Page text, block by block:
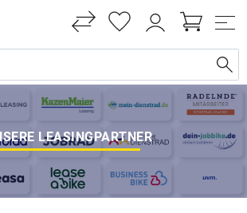
LEASINGPARTNER